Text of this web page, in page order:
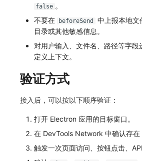
false 。
不要在
beforeSend
中上报本地文
目录或其他敏感信息。
对用户输入、文件名、路径等字段
定义上下文。
验证方式
接入后，可以按以下顺序验证：
打开 Electron 应用的目标窗口。
在 DevTools Network 中确认存在
触发一次页面访问、按钮点击、